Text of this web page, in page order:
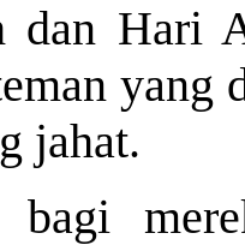
dan Hari
yang
jahat.